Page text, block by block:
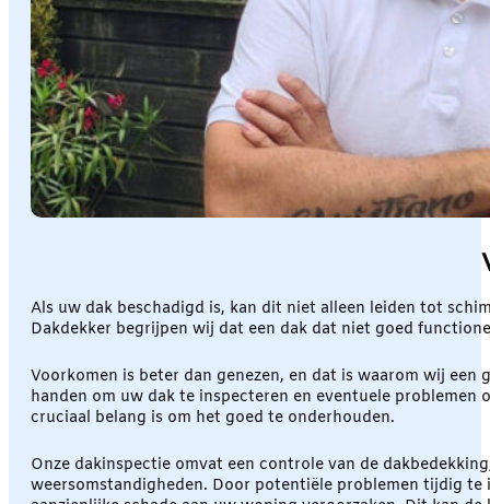
Als uw dak beschadigd is, kan dit niet alleen leiden tot
Dakdekker begrijpen wij dat een dak dat niet goed
Voorkomen is beter dan genezen, en dat is waarom wij
handen om uw dak te inspecteren en eventuele
cruciaal belang is om het goed te onderhouden.
Onze dakinspectie omvat een controle van de
weersomstandigheden. Door potentiële problemen tijdig